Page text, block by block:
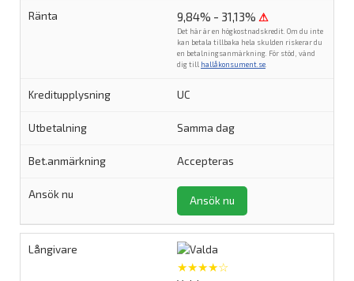
9,84% - 31,13% ⚠
Det här är en högkostnadskredit. Om du inte
kan betala tillbaka hela skulden riskerar du
en betalningsanmärkning. För stöd, vänd
dig till hallåkonsument.se
UC
Samma dag
Accepteras
Ansök nu
★★★★☆